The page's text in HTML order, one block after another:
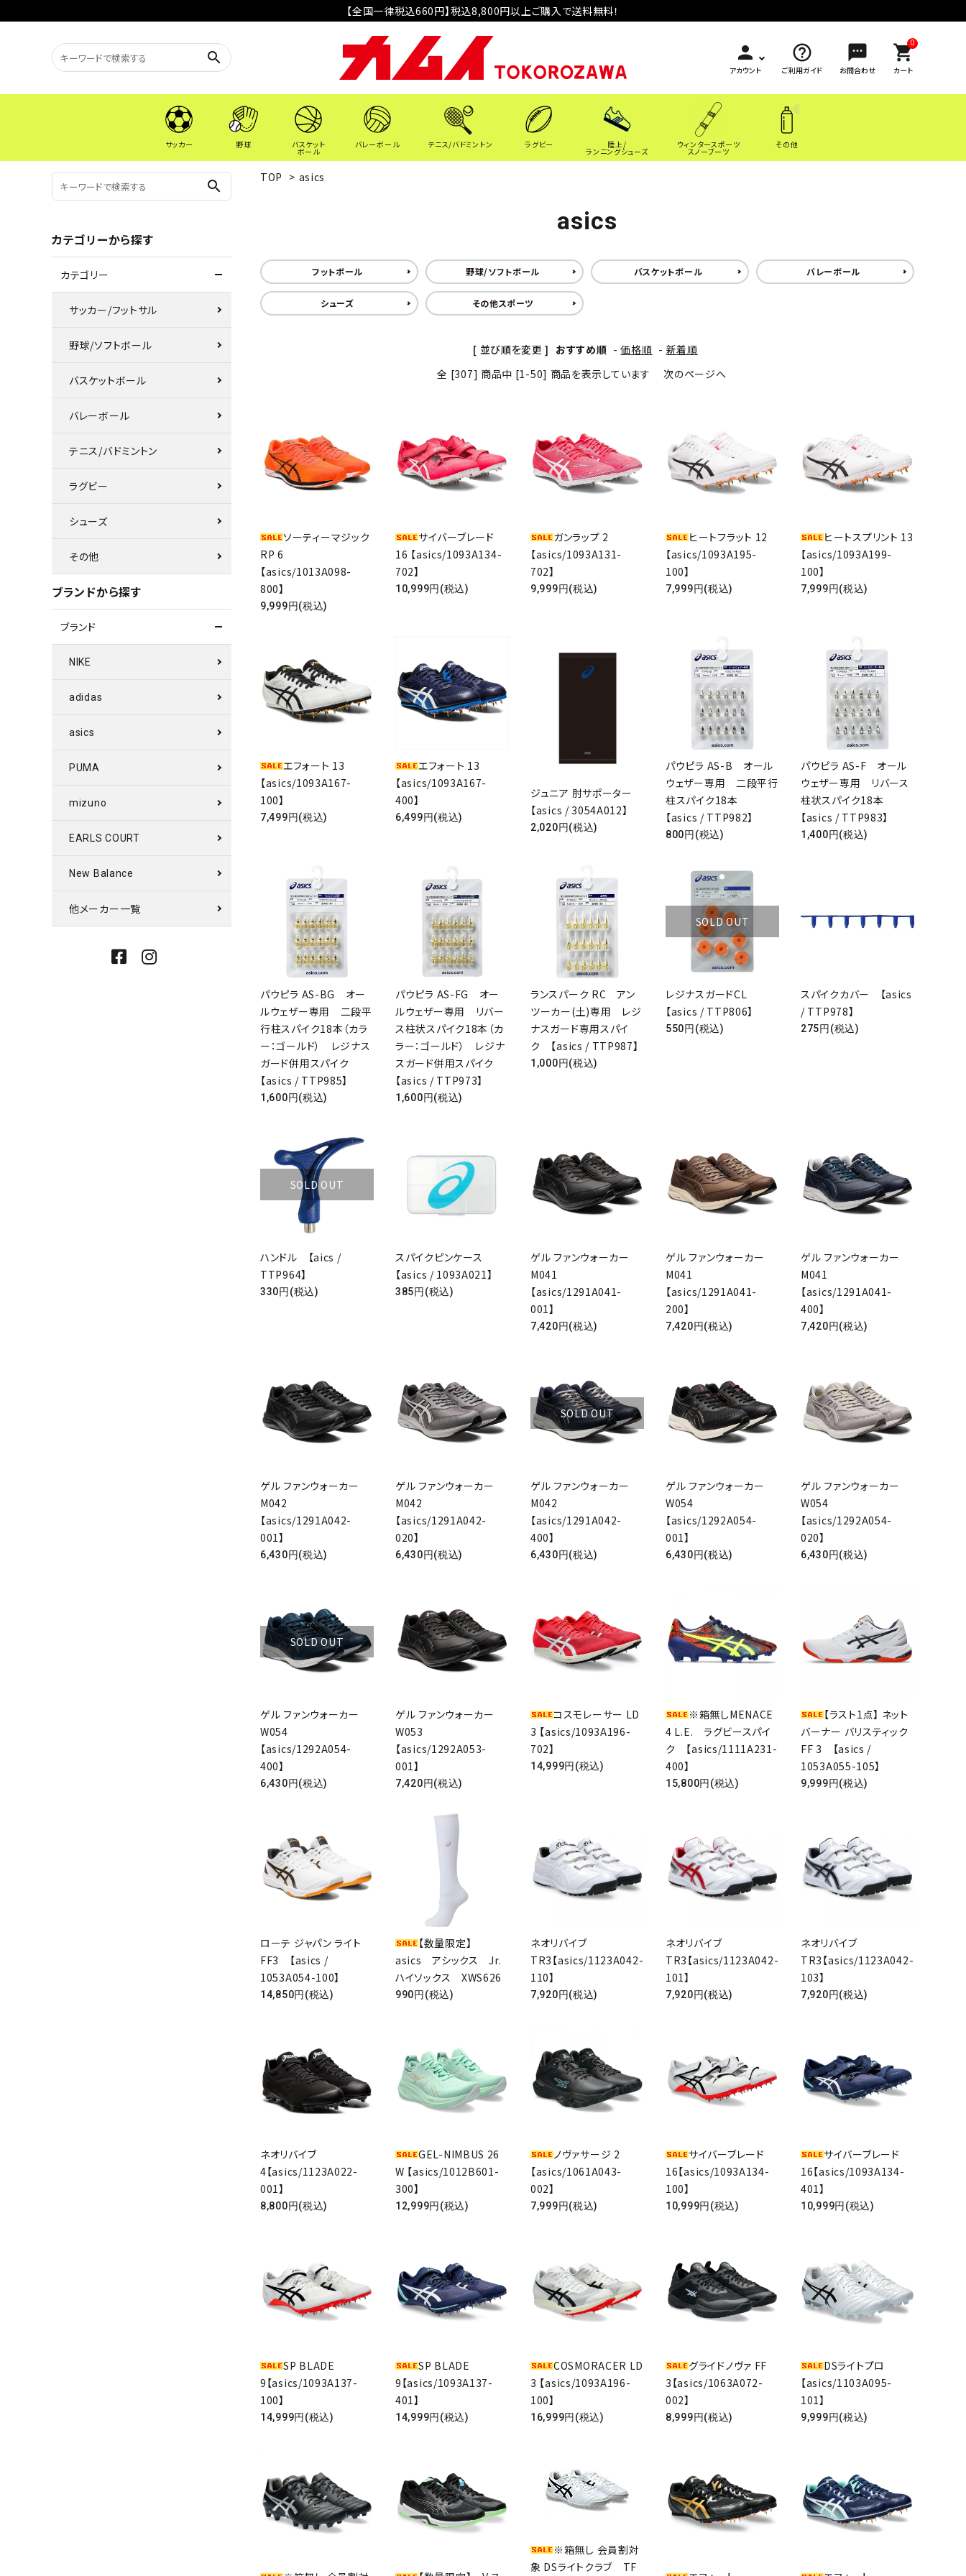
【全国一律税込660円】税込8,800円以上ご購入で送料無料！
search person
アカウント
help_outline
ご利用ガイド
sms
お問合わせ
0
shopping_cart
カート
サッカー 野球 バスケット
ボール
バレーボール テニス/バドミントン ラグビー 陸上/
ランニングシューズ
ウィンタースポーツ
スノーブーツ
その他
TOP > asics
asics
フットボール 野球/ソフトボール バスケットボール バレーボール
シューズ その他スポーツ
[ 並び順を変更 ] おすすめ順 -価格順 - 新着順
全 [307] 商品中 [1-50] 商品を表示しています
次のページへ
ソーティーマジック
RP 6
【asics/1013A098-
800】
9,999円(税込)
サイバーブレード
16 【asics/1093A134-
702】
10,999円(税込)
ガンラップ 2
【asics/1093A131-
702】
9,999円(税込)
ヒートフラット 12
【asics/1093A195-
100】
7,999円(税込)
ヒートスプリント 13
【asics/1093A199-
100】
7,999円(税込)
エフォート 13
【asics/1093A167-
100】
7,499円(税込)
エフォート 13
【asics/1093A167-
400】
6,499円(税込)
ジュニア 肘サポーター
【asics / 3054A012】
2,020円(税込)
パウピラ AS-B オール
ウェザー専用 二段平行
柱スパイク18本
【asics / TTP982】
800円(税込)
パウピラ AS-F オール
ウェザー専用 リバース
柱状スパイク18本
【asics / TTP983】
1,400円(税込)
パウピラ AS-BG オー
ルウェザー専用 二段平
行柱スパイク18本（カラ
ー：ゴールド） レジナス
ガード併用スパイク
【asics / TTP985】
1,600円(税込)
パウピラ AS-FG オー
ルウェザー専用 リバー
ス柱状スパイク18本（カ
ラー：ゴールド） レジナ
スガード併用スパイク
【asics / TTP973】
1,600円(税込)
ランスパーク RC アン
ツーカー(土)専用 レジ
ナスガード専用スパイ
ク 【asics / TTP987】
1,000円(税込)
SOLD OUT
レジナスガードCL
【asics / TTP806】
550円(税込)
スパイクカバー 【asics
/ TTP978】
275円(税込)
SOLD OUT
ハンドル 【aics /
TTP964】
330円(税込)
スパイクピンケース
【asics / 1093A021】
385円(税込)
ゲル ファンウォーカー
M041
【asics/1291A041-
001】
7,420円(税込)
ゲル ファンウォーカー
M041
【asics/1291A041-
200】
7,420円(税込)
ゲル ファンウォーカー
M041
【asics/1291A041-
400】
7,420円(税込)
ゲル ファンウォーカー
M042
【asics/1291A042-
001】
6,430円(税込)
ゲル ファンウォーカー
M042
【asics/1291A042-
020】
6,430円(税込)
SOLD OUT
ゲル ファンウォーカー
M042
【asics/1291A042-
400】
6,430円(税込)
ゲル ファンウォーカー
W054
【asics/1292A054-
001】
6,430円(税込)
ゲル ファンウォーカー
W054
【asics/1292A054-
020】
6,430円(税込)
SOLD OUT
ゲル ファンウォーカー
W054
【asics/1292A054-
400】
6,430円(税込)
ゲル ファンウォーカー
W053
【asics/1292A053-
001】
7,420円(税込)
コスモレーサー LD
3 【asics/1093A196-
702】
14,999円(税込)
※箱無しMENACE
4 L.E. ラグビースパイ
ク 【asics/1111A231-
400】
15,800円(税込)
【ラスト1点】 ネット
バーナー バリスティック
FF 3 【asics /
1053A055-105】
9,999円(税込)
ローテ ジャパン ライト
FF3 【asics /
1053A054-100】
14,850円(税込)
【数量限定】
asics アシックス Jr.
ハイソックス XWS626
990円(税込)
ネオリバイブ
TR3【asics/1123A042-
110】
7,920円(税込)
ネオリバイブ
TR3【asics/1123A042-
101】
7,920円(税込)
ネオリバイブ
TR3【asics/1123A042-
103】
7,920円(税込)
ネオリバイブ
4【asics/1123A022-
001】
8,800円(税込)
GEL-NIMBUS 26
W 【asics/1012B601-
300】
12,999円(税込)
ノヴァサージ 2
【asics/1061A043-
002】
7,999円(税込)
サイバーブレード
16【asics/1093A134-
100】
10,999円(税込)
サイバーブレード
16【asics/1093A134-
401】
10,999円(税込)
SP BLADE
9【asics/1093A137-
100】
14,999円(税込)
SP BLADE
9【asics/1093A137-
401】
14,999円(税込)
COSMORACER LD
3 【asics/1093A196-
100】
16,999円(税込)
グライドノヴァ FF
3【asics/1063A072-
002】
8,999円(税込)
DSライトプロ
【asics/1103A095-
101】
9,999円(税込)
※箱無し 会員割対
象 DSライトクラブ TF
キーワード
検索する
close
search
カテゴリーから探す
カテゴリー
サッカー/フットサル
野球/ソフトボール
バスケットボール
バレーボール
テニス/バドミントン
ラグビー
シューズ
その他
ブランドから探す
ブランド
NIKE
adidas
asics
PUMA
mizuno
EARLS COURT
New Balance
他メーカー一覧